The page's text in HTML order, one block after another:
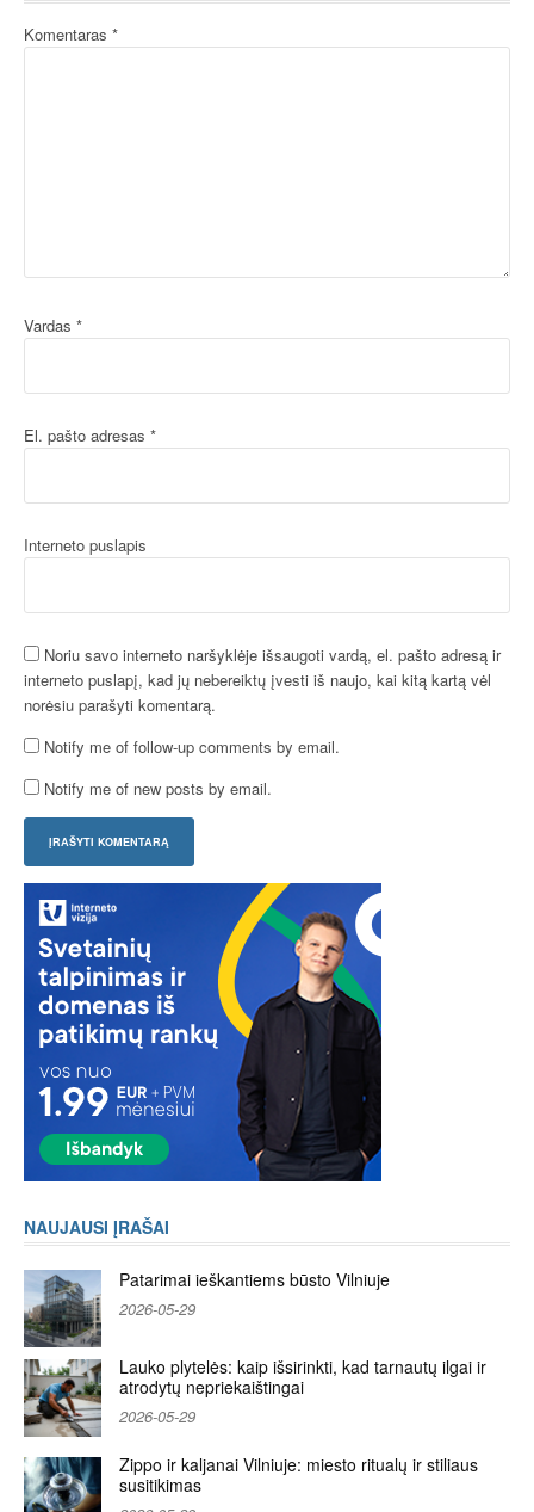
Komentaras *
Vardas *
El. pašto adresas *
Interneto puslapis
Noriu savo interneto naršyklėje išsaugoti vardą, el. pašto adresą ir
interneto puslapį, kad jų nebereiktų įvesti iš naujo, kai kitą kartą vėl
norėsiu parašyti komentarą.
Notify me of follow-up comments by email.
Notify me of new posts by email.
NAUJAUSI ĮRAŠAI
Patarimai ieškantiems būsto Vilniuje
2026-05-29
Lauko plytelės: kaip išsirinkti, kad tarnautų ilgai ir
atrodytų nepriekaištingai
2026-05-29
Zippo ir kaljanai Vilniuje: miesto ritualų ir stiliaus
susitikimas